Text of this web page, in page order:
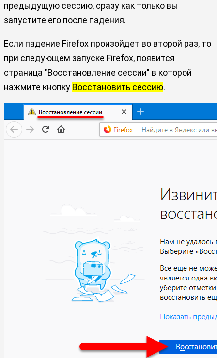
предыдущую сессию, сразу как только вы
запустите его после падения.
Если падение Firefox произойдет во второй раз, то
при следующем запуске Firefox, появится
страница "Восстановление сессии" в которой
нажмите кнопку Восстановить сессию.